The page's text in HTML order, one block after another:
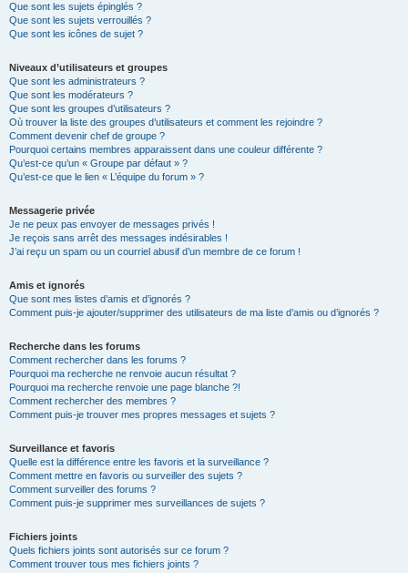
Que sont les sujets épinglés ?
Que sont les sujets verrouillés ?
Que sont les icônes de sujet ?
Niveaux d’utilisateurs et groupes
Que sont les administrateurs ?
Que sont les modérateurs ?
Que sont les groupes d’utilisateurs ?
Où trouver la liste des groupes d’utilisateurs et comment les rejoindre ?
Comment devenir chef de groupe ?
Pourquoi certains membres apparaissent dans une couleur différente ?
Qu’est-ce qu’un « Groupe par défaut » ?
Qu’est-ce que le lien « L’équipe du forum » ?
Messagerie privée
Je ne peux pas envoyer de messages privés !
Je reçois sans arrêt des messages indésirables !
J’ai reçu un spam ou un courriel abusif d’un membre de ce forum !
Amis et ignorés
Que sont mes listes d’amis et d’ignorés ?
Comment puis-je ajouter/supprimer des utilisateurs de ma liste d’amis ou d’ignorés ?
Recherche dans les forums
Comment rechercher dans les forums ?
Pourquoi ma recherche ne renvoie aucun résultat ?
Pourquoi ma recherche renvoie une page blanche ?!
Comment rechercher des membres ?
Comment puis-je trouver mes propres messages et sujets ?
Surveillance et favoris
Quelle est la différence entre les favoris et la surveillance ?
Comment mettre en favoris ou surveiller des sujets ?
Comment surveiller des forums ?
Comment puis-je supprimer mes surveillances de sujets ?
Fichiers joints
Quels fichiers joints sont autorisés sur ce forum ?
Comment trouver tous mes fichiers joints ?